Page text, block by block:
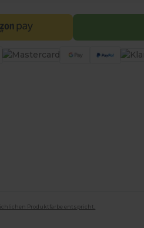
Produktfarbe entspricht.